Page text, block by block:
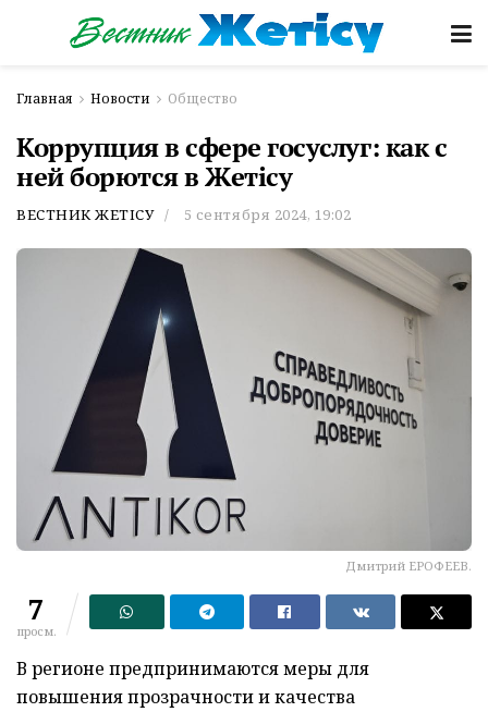
Главная Новости Общество
Коррупция в сфере госуслуг: как с
ней борются в Жетісу
ВЕСТНИК ЖЕТІСУ 5 сентября 2024, 19:02
Дмитрий ЕРОФЕЕВ.
7
просм.
В регионе предпринимаются меры для
повышения прозрачности и качества